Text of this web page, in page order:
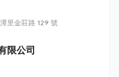
里金莊路 129 號
限公司